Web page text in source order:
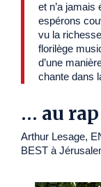
et n’a
espérons
vu la
florilège
d’une
chante dans
… au rap
Arthur Lesage,
BEST à